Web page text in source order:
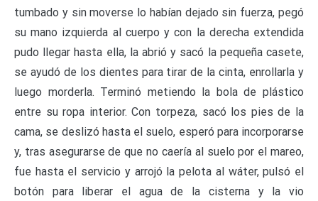
tumbado y sin moverse lo habían dejado sin fuerza, pegó
su mano izquierda al cuerpo y con la derecha extendida
pudo llegar hasta ella, la abrió y sacó la pequeña casete,
se ayudó de los dientes para tirar de la cinta, enrollarla y
luego morderla. Terminó metiendo la bola de plástico
entre su ropa interior. Con torpeza, sacó los pies de la
cama, se deslizó hasta el suelo, esperó para incorporarse
y, tras asegurarse de que no caería al suelo por el mareo,
fue hasta el servicio y arrojó la pelota al wáter, pulsó el
botón para liberar el agua de la cisterna y la vio